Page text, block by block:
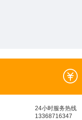
24小时服务热线
13368716347